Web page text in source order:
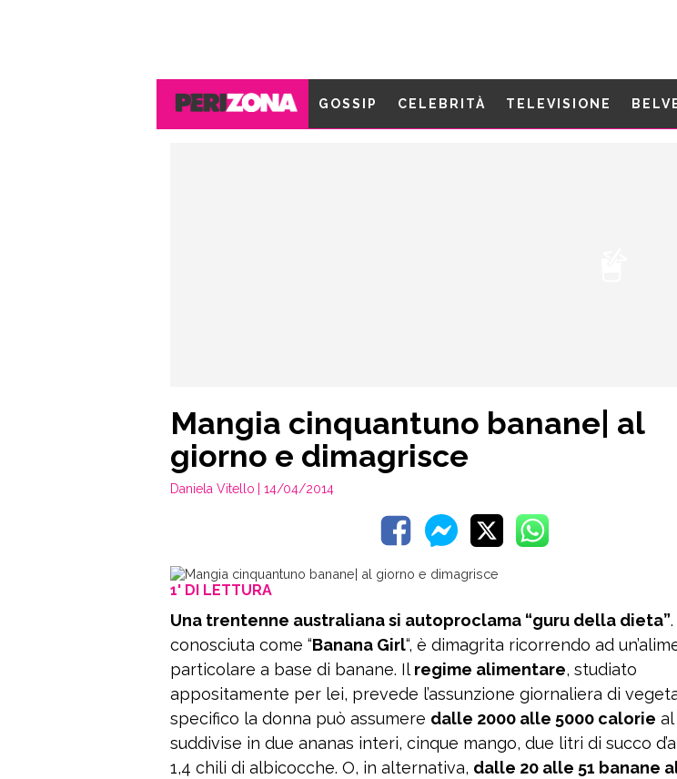
GOSSIP CELEBRITÀ TELEVISIONE
Mangia cinquantuno banane| al
giorno e dimagrisce
Daniela Vitello | 14/04/2014
1' DI LETTURA
Una trentenne australiana si autoproclama “guru della dieta”
conosciuta come “Banana Girl“, è dimagrita ricorrendo ad
particolare a base di banane. Ilregime alimentare, studiato
appositamente per lei, prevede l’assunzione giornaliera di
specifico la donna può assumere dalle 2000 alle 5000 calorie
suddivise in due ananas interi, cinque mango, due litri di succo
1,4 chili di albicocche. O, in alternativa, dalle 20 alle 51 banane